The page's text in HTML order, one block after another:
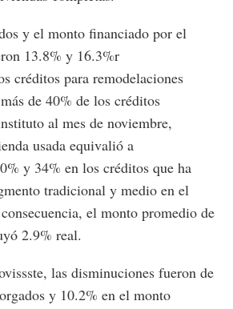
y el monto financiado por el
13.8% y 16.3%r
créditos para remodelaciones
de 40% de los créditos
al mes de noviembre,
usada equivalió a
y 34% en los créditos que ha
tradicional y medio en el
el monto promedio de
2.9% real.
las disminuciones fueron de
y 10.2% en el monto